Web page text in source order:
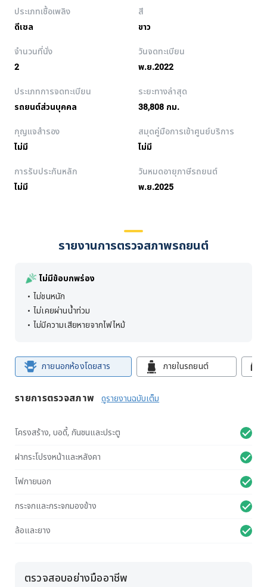
ประเภทเชื้อเพลิง
ดีเซล
สี
ขาว
จำนวนที่นั่ง
2
วันจดทะเบียน
พ.ย.2022
ประเภทการจดทะเบียน
รถยนต์ส่วนบุคคล
ระยะทางล่าสุด
38,808 กม.
กุญแจสำรอง
ไม่มี
สมุดคู่มือการเข้าศูนย์บริการ
ไม่มี
การรับประกันหลัก
ไม่มี
วันหมดอายุภาษีรถยนต์
พ.ย.2025
รายงานการตรวจสภาพรถยนต์
ไม่มีข้อบกพร่อง
ไม่ชนหนัก
ไม่เคยผ่านน้ำท่วม
ไม่มีความเสียหายจากไฟไหม้
ภายนอกห้องโดยสาร ภายในรถยนต์
รายการตรวจสภาพ ดูรายงานฉบับเต็ม
โครงสร้าง, บอดี้, กันชนและประตู
ฝากระโปรงหน้าและหลังคา
ไฟภายนอก
กระจกและกระจกมองข้าง
ล้อและยาง
ตรวจสอบอย่างมืออาชีพ